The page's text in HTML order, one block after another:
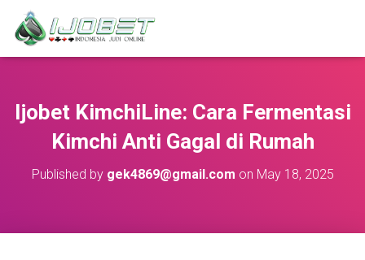
Ijobet KimchiLine: Cara Fermentasi
Kimchi Anti Gagal di Rumah
Published by gek4869@gmail.com on May 18, 2025